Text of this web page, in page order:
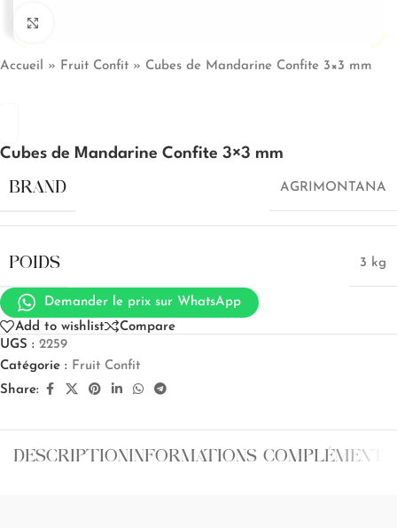
Accueil » Fruit Confit » Cubes de Mandarine Confite 3×3 mm
Cubes de Mandarine Confite 3×3 mm
BRAND AGRIMONTANA
POIDS 3 kg
Demander le prix sur WhatsApp
Add to wishlist
Compare
UGS : 2259
Catégorie : Fruit Confit
Share:
DESCRIPTIONINFORMATIONS